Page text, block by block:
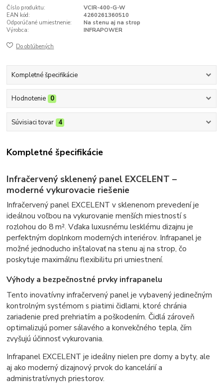
Číslo produktu:
VCIR-400-G-W
EAN kód:
4260261360510
Odporúčané umiestnenie:
Na stenu aj na strop
Výrobca:
INFRAPOWER
Do obľúbených
Kompletné špecifikácie
Hodnotenie 0
Súvisiaci tovar 4
Kompletné špecifikácie
Infračervený sklenený panel EXCELENT –
moderné vykurovacie riešenie
Infračervený panel EXCELENT v sklenenom prevedení je
ideálnou voľbou na vykurovanie menších miestností s
rozlohou do 8 m². Vďaka luxusnému lesklému dizajnu je
perfektným doplnkom moderných interiérov. Infrapanel je
možné jednoducho inštalovať na stenu aj na strop, čo
poskytuje maximálnu flexibilitu pri umiestnení.
Výhody a bezpečnostné prvky infrapanelu
Tento inovatívny infračervený panel je vybavený jedinečným
kontrolným systémom s piatimi čidlami, ktoré chránia
zariadenie pred prehriatím a poškodením. Čidlá zároveň
optimalizujú pomer sálavého a konvekčného tepla, čím
zvyšujú účinnosť vykurovania.
Infrapanel EXCELENT je ideálny nielen pre domy a byty, ale
aj ako moderný dizajnový prvok do kancelárií a
administratívnych priestorov.